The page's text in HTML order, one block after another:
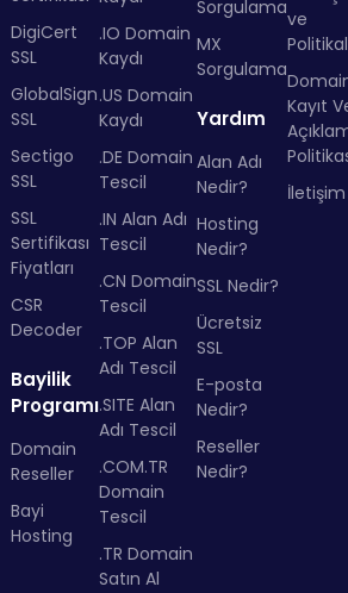
DigiCert
SSL
GlobalSign
SSL
Sectigo
SSL
SSL
Sertifikası
Fiyatları
CSR
Decoder
Bayilik
Programı
Domain
Reseller
Bayi
Hosting
.IO Domain
Kaydı
.US Domain
Kaydı
.DE Domain
Tescil
.IN Alan Adı
Tescil
.CN Domain
Tescil
.TOP Alan
Adı Tescil
.SITE Alan
Adı Tescil
.COM.TR
Domain
Tescil
.TR Domain
Satın Al
Sorgulama
MX
Sorgulama
Yardım
Alan Adı
Nedir?
Hosting
Nedir?
SSL Nedir?
Ücretsiz
SSL
E-posta
Nedir?
Reseller
Nedir?
ve
Kayıt
İletişim